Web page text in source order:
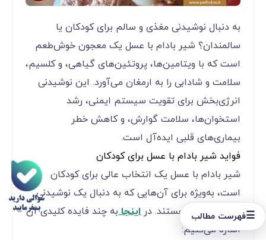
به دنبال نوشیدنی مغذی و سالم برای کودکان یا
سالمندان؟ شیر بادام با عسل یک معجون خوش‌طعم
است که با ویتامین‌ها، پروتئین‌های گیاهی، و کلسیم،
سلامت و شادابی را به ارمغان می‌آورد. این نوشیدنی
انرژی‌بخش برای تقویت سیستم ایمنی، رشد
استخوان‌ها، سلامت گوارش، و کاهش خطر
بیماری‌های قلبی ایده‌آل است.
فواید شیر بادام با عسل برای کودکان
شیر بادام با عسل یک انتخاب عالی برای کودکان
است، به‌ویژه برای آن‌هایی که به دنبال یک نوشیدنی
مغذی و سالم هستند. دراینجا به چند فایده کلیدی آن
اشاره می‌کنیم:
☰فهرست مطالب